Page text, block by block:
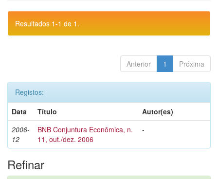
Resultados 1-1 de 1.
Anterior 1 Próxima
Registos:
Data
Título
Autor(es)
2006-
12
BNB Conjuntura Econômica, n.
11, out./dez. 2006
-
Refinar